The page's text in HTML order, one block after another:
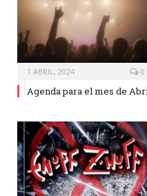
1 ABRIL, 2024 0
Agenda para el mes de